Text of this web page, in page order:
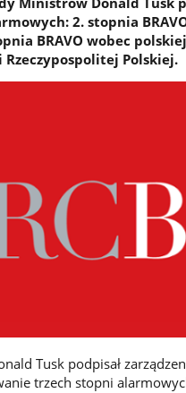
2. stopnia
BRAVO wobec
Polskiej.
Tusk podpisał
trzech stopni